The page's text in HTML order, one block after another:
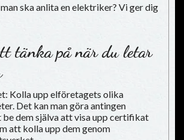
ska anlita en elektriker? Vi ger dig
tänka på när du letar
Kolla upp elföretagets olika
Det kan man göra antingen
be dem själva att visa upp certifikat
att kolla upp dem genom